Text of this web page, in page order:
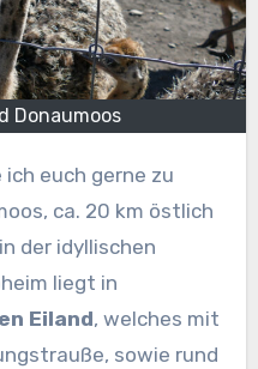
Donaumoos
ca. 20 km östlich
der idyllischen
liegt in
Eiland, welches mit
sowie rund